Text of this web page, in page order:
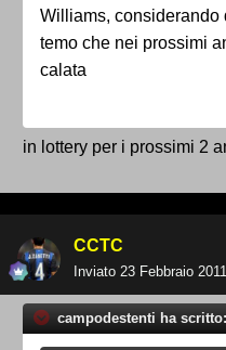
Williams, considerando
temo che nei prossimi
calata
in lottery per i prossimi 2
CCTC
Inviato 23 Febbraio 2011
campodestenti ha scritto: